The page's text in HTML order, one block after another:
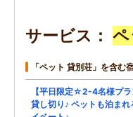
サービス ペ
「ペット 貸別荘」を含む
【平日限定☆2-4名様プ
貸し切り♪ ペットも泊ま